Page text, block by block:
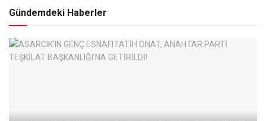
Gündemdeki Haberler